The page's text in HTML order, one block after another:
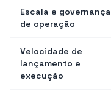
Escala e governança
de operação
Velocidade de
lançamento e
execução